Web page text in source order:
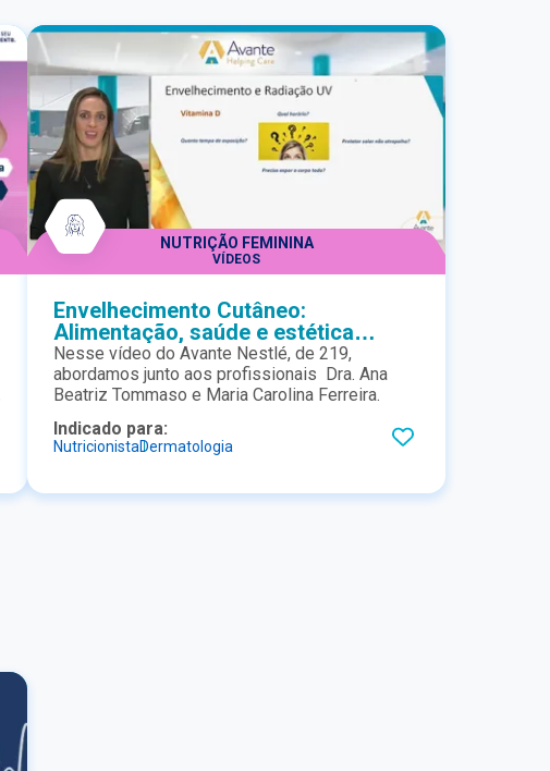
NUTRIÇÃO FEMININA
VÍDEOS
Envelhecimento Cutâneo:
Alimentação, saúde e estética
juntas para o bem estar efetivo
Nesse vídeo do Avante Nestlé, de 219,
abordamos junto aos profissionais Dra. Ana
Beatriz Tommaso e Maria Carolina Ferreira.
Indicado para:
NutricionistaDermatologia